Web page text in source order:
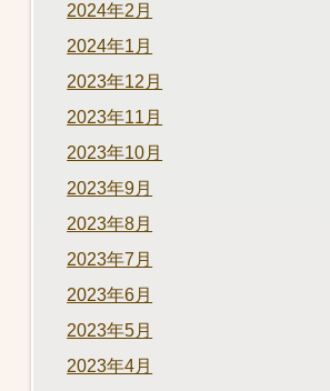
2024年2月
2024年1月
2023年12月
2023年11月
2023年10月
2023年9月
2023年8月
2023年7月
2023年6月
2023年5月
2023年4月